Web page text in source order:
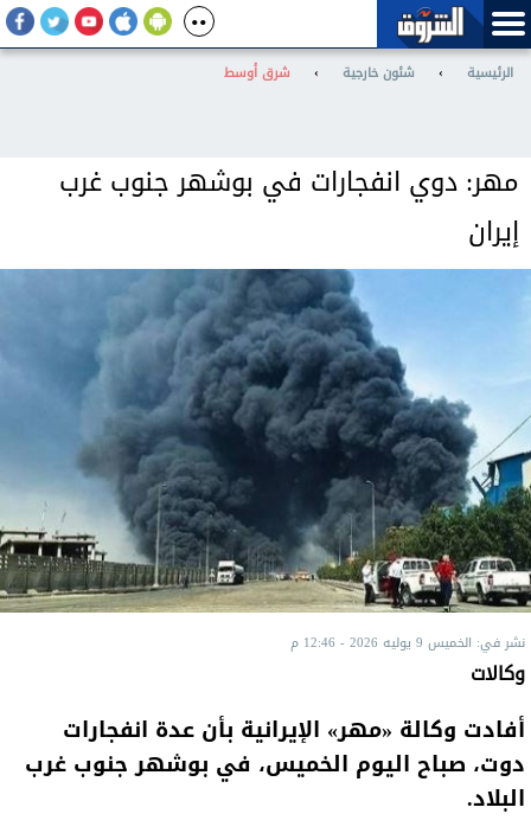
الرئيسية › شئون خارجية › شرق أوسط
مهر: دوي انفجارات في بوشهر جنوب غرب
إيران
نشر في: الخميس 9 يوليه 2026 - 12:46 م
وكالات
أفادت وكالة «مهر» الإيرانية بأن عدة انفجارات
دوت، صباح اليوم الخميس، في بوشهر جنوب غرب
البلاد.